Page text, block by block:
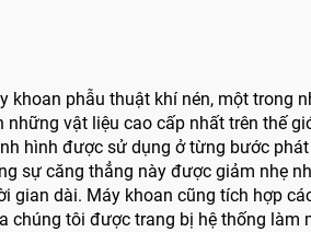
khoan phẫu thuật khí nén, một
vật liệu cao cấp nhất trên thế
hình được sử dụng ở từng bước
sự căng thẳng này được giảm nhẹ
dài. Máy khoan cũng tích hợp
tôi được trang bị hệ thống